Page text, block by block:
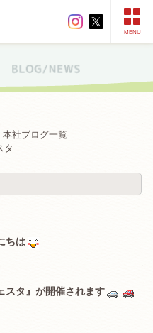
MENU
本社ブログ一覧
タ
ちは
スタ』が開催されます